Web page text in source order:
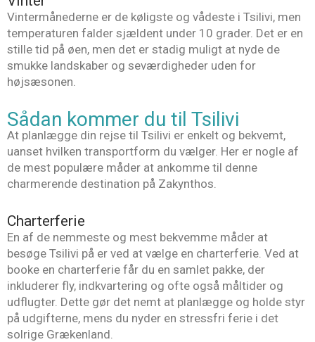
Vintermånederne er de køligste og vådeste i Tsilivi, men
temperaturen falder sjældent under 10 grader. Det er en
stille tid på øen, men det er stadig muligt at nyde de
smukke landskaber og seværdigheder uden for
højsæsonen.
Sådan kommer du til Tsilivi
At planlægge din rejse til Tsilivi er enkelt og bekvemt,
uanset hvilken transportform du vælger. Her er nogle af
de mest populære måder at ankomme til denne
charmerende destination på Zakynthos.
Charterferie
En af de nemmeste og mest bekvemme måder at
besøge Tsilivi på er ved at vælge en charterferie. Ved at
booke en charterferie får du en samlet pakke, der
inkluderer fly, indkvartering og ofte også måltider og
udflugter. Dette gør det nemt at planlægge og holde styr
på udgifterne, mens du nyder en stressfri ferie i det
solrige Grækenland.